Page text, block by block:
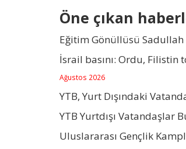
Öne çıkan
Eğitim Gönüllüsü
İsrail basını: Ordu, Filistin
Ağustos 2026
YTB, Yurt Dışındaki
YTB Yurtdışı Vatandaşlar
Uluslararası Gençlik